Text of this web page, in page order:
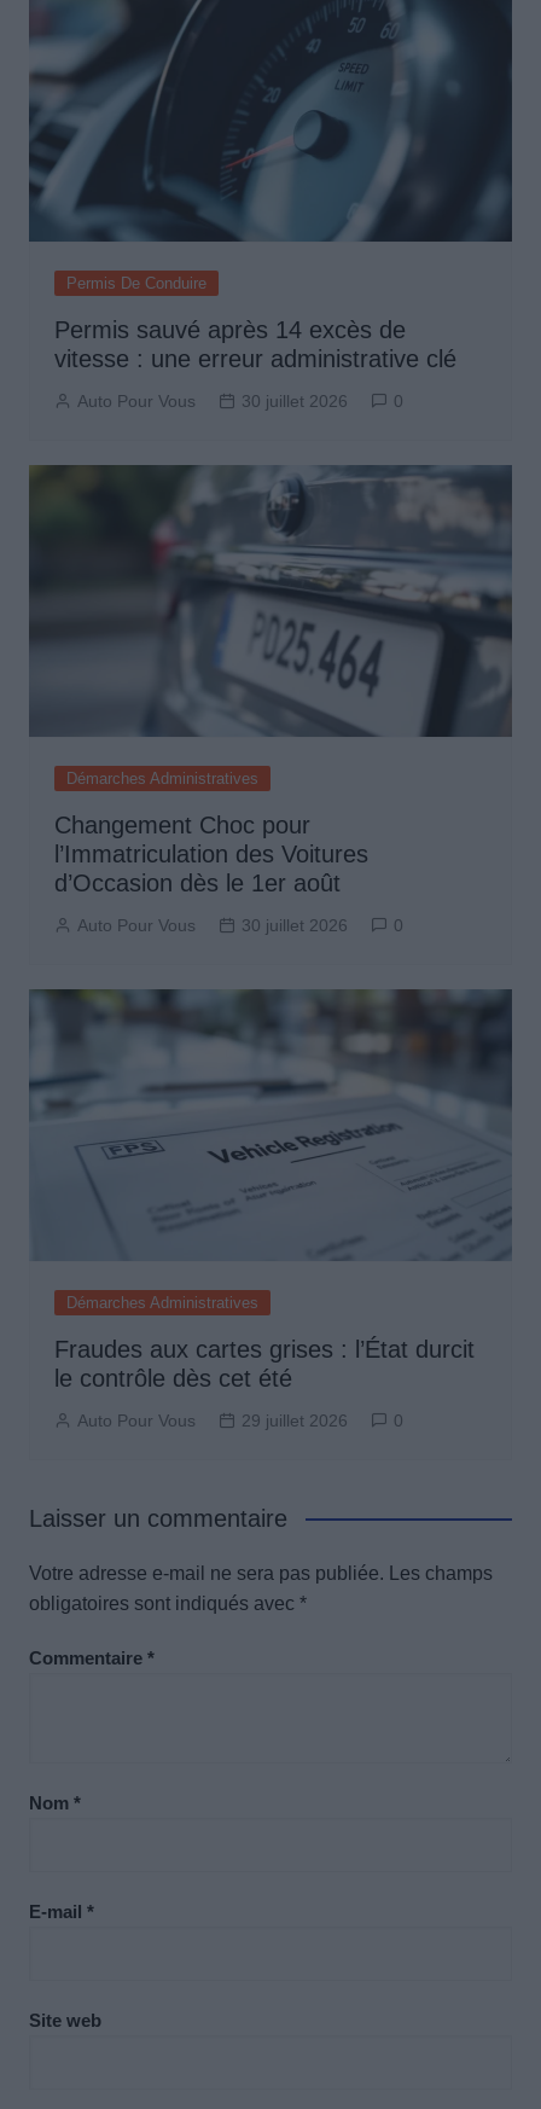
Permis De Conduire
Permis sauvé après 14 excès de
vitesse : une erreur administrative clé
Auto Pour Vous 30 juillet 2026 0
Démarches Administratives
Changement Choc pour
l’Immatriculation des Voitures
d’Occasion dès le 1er août
Auto Pour Vous 30 juillet 2026 0
Démarches Administratives
Fraudes aux cartes grises : l’État durcit
le contrôle dès cet été
Auto Pour Vous 29 juillet 2026 0
Laisser un commentaire
Votre adresse e-mail ne sera pas publiée.
Les champs
obligatoires sont indiqués avec *
Commentaire *
Nom *
E-mail *
Site web